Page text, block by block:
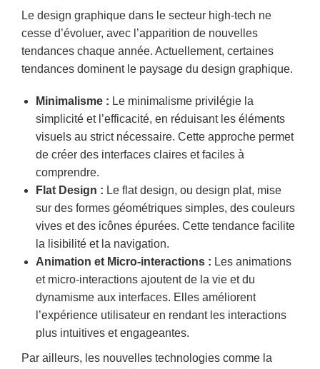
Le design graphique dans le secteur high-tech ne
cesse d’évoluer, avec l’apparition de nouvelles
tendances chaque année. Actuellement, certaines
tendances dominent le paysage du design graphique.
Minimalisme : Le minimalisme privilégie la
simplicité et l’efficacité, en réduisant les éléments
visuels au strict nécessaire. Cette approche permet
de créer des interfaces claires et faciles à
comprendre.
Flat Design : Le flat design, ou design plat, mise
sur des formes géométriques simples, des couleurs
vives et des icônes épurées. Cette tendance facilite
la lisibilité et la navigation.
Animation et Micro-interactions : Les animations
et micro-interactions ajoutent de la vie et du
dynamisme aux interfaces. Elles améliorent
l’expérience utilisateur en rendant les interactions
plus intuitives et engageantes.
Par ailleurs, les nouvelles technologies comme la